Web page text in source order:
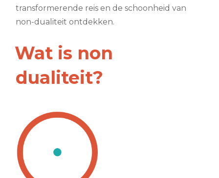
transformerende reis en de schoonheid van
non-dualiteit ontdekken.
Wat is non
dualiteit?